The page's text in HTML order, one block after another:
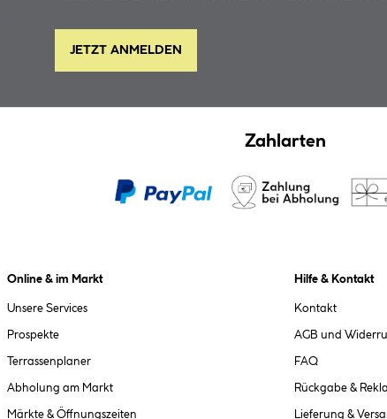
JETZT ANMELDEN
Zahlarten
Online & im Markt
Unsere Services
Prospekte
Terrassenplaner
Abholung am Markt
Märkte & Öffnungszeiten
Hilfe & Kontakt
Kontakt
AGB und
FAQ
Rückgabe &
Lieferung &